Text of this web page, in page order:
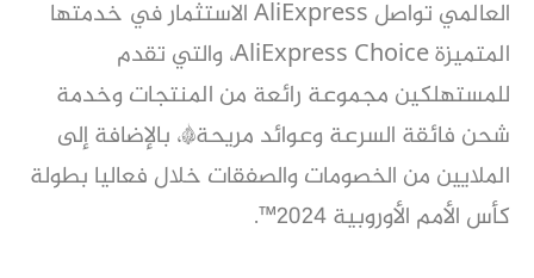
العالمي
تواصل AliExpress الاستثمار في خدمتها
المتميزة AliExpress Choice، والتي تقدم
للمستهلكين مجموعة رائعة من المنتجات وخدمة
شحن فائقة السرعة وعوائد مريحة*، بالإضافة إلى
الملايين من الخصومات والصفقات خلال فعاليا بطولة
كأس الأمم الأوروبية 2024™.